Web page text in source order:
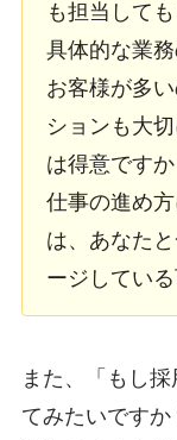
も担当して
具体的な業
お客様が多
ションも大
は得意です
仕事の進め
は、あなた
ージしてい
また、「もし
てみたいです